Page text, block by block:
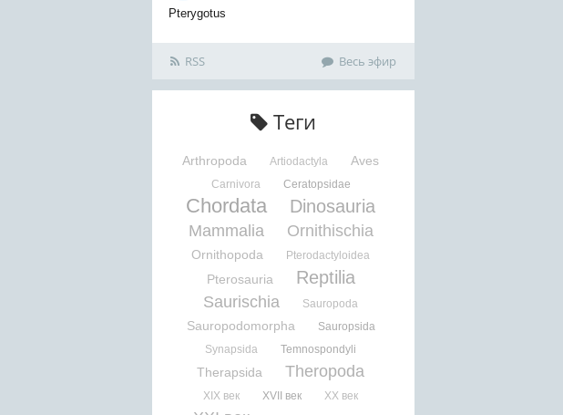
Pterygotus
RSS Весь эфир
Теги
Arthropoda Artiodactyla Aves
Carnivora Ceratopsidae
Chordata Dinosauria
Mammalia Ornithischia
Ornithopoda Pterodactyloidea
Pterosauria Reptilia
Saurischia Sauropoda
Sauropodomorpha
Sauropsida
Synapsida
Temnospondyli
Therapsida Theropoda
XIX век XVII век XX век